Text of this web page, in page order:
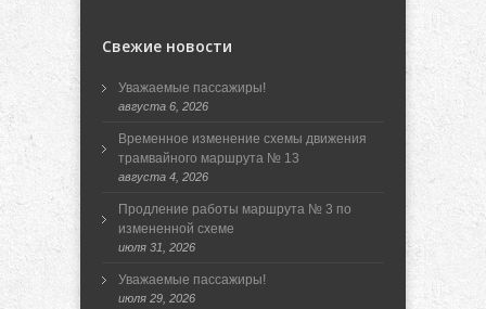
Свежие новости
Уважаемые пассажиры!
августа 6, 2026
Временное изменение схемы движения
трамвайного маршрута № 13
августа 4, 2026
Продление работы маршрута № 3 по
измененной схеме
июля 31, 2026
Уважаемые пассажиры!
июля 29, 2026